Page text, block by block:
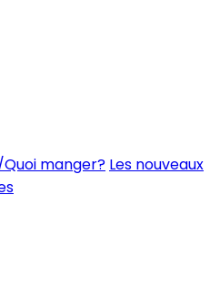
manger? Les nouveaux